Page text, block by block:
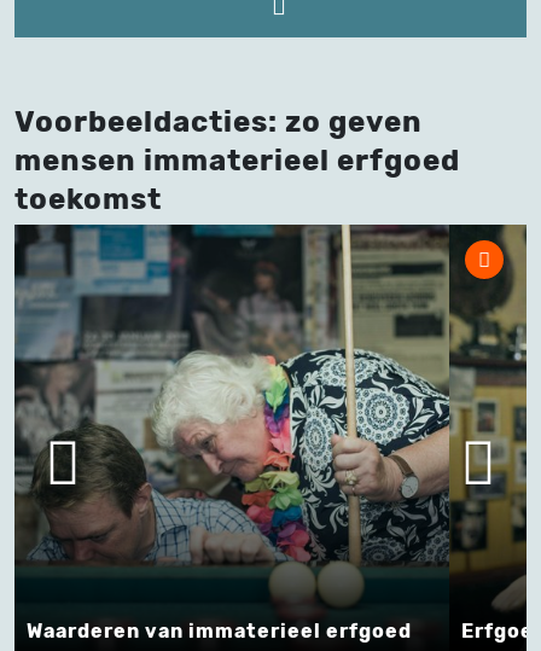
Voorbeeldacties: zo geven
mensen immaterieel erfgoed
toekomst
erfgoed Erfgoedfestival 'Alles es